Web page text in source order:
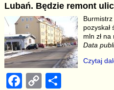
e
b
o
o
k
y
Li
n
k
e
Lubań. Będzie remont
pozyskał
mln zł
Data
Czytaj
F C S